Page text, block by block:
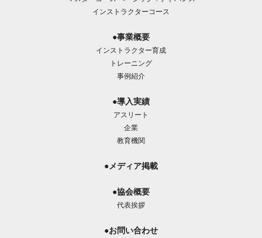
インストラクターコース
●事業概要
インストラクター育成
トレーニング
事例紹介
●導入実績
アスリート
企業
教育機関
●メディア掲載
●協会概要
代表挨拶
●お問い合わせ